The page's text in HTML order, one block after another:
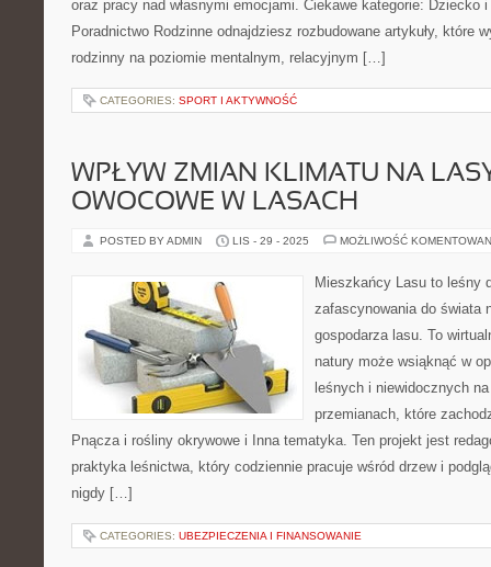
oraz pracy nad własnymi emocjami. Ciekawe kategorie: Dziecko
Poradnictwo Rodzinne odnajdziesz rozbudowane artykuły, które
rodzinny na poziomie mentalnym, relacyjnym […]
CATEGORIES: SPORT I AKTYWNOŚĆ
WPŁYW ZMIAN KLIMATU NA
OWOCOWE W LASACH
POSTED BY ADMIN LIS - 29 - 2025 MOŻLIWOŚĆ
Mieszkańcy Lasu to leśny
zafascynowania do świata
gospodarza lasu. To
natury może wsiąknąć w
leśnych i niewidocznych
przemianach, które
Pnącza i rośliny okrywowe i Inna tematyka. Ten projekt jest
praktyka leśnictwa, który codziennie pracuje wśród drzew i
nigdy […]
CATEGORIES: UBEZPIECZENIA I FINANSOWANIE